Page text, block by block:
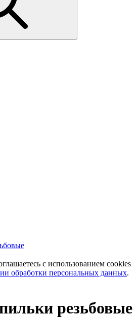
с использованием cookies
обработки персональных данных.
резьбовые